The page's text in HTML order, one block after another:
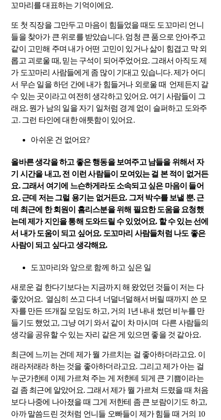
꼬마리를 대표하는 기억이에요.
또 첫 직장을 그만두고 마음이 힘들었을 때도 도꼬마리 언니
들을 찾아가 큰 위로를 받았습니다. 엄청 큰 품으로 안아주고
같이 고민해 주며 내가 어떤 고민이 있거나 삶이 힘겹고 막 외
롭고 괴로울 때, 믿는 구석이 되어주었어요. 그래서 아직도 제
가 도꼬마리 사람들에게 좀 많이 기대고 있습니다. 제가 어디
서 무슨 일을 하던 간에 내가 힘들거나 외로울 때 언제든지 갈
수 있는 곳이라고 여전히 생각하고 있어요. 여기 사람들이 그
래요. 뭔가 남의 일을 자기 일처럼 경계 없이 슬퍼하고 도와주
고. 그런 타인에 대한 애틋함이 있어요.
아쉬운 건 없어요?
올바른 생각을 하고 좋은 행동을 보여주고 남들을 위해서 자
기 시간을 내고, 전 이런 사람들이 모여있는 걸 본 적이 없거든
요. 그래서 여기에 느슨하게라도 소속되고 싶은 마음이 들어
요. 근데 저는 그럴 용기는 없거든요. 그저 박수를 보낼 뿐. 근
데 최근에 한 회원이 홈리스분을 위해 필요한 도움을 요청했
는데 제가 지인을 통해 도와드릴 수 있었어요. 할 수 있는 선에
서 내가 도움이 되고 싶어요. 도꼬마리 사람들처럼 나도 좋은
사람이 되고 싶다고 생각해요.
도꼬마리와 앞으로 함께 하고 싶은 일
새로운 걸 한다기보다는 지금까지 해 왔었던 것들이 저는 다
좋았어요. 열심히 쓰고 다녀 너덜너덜해서 버릴 때까지 쓴 모
자를 만든 뜨개질 모임도 하고, 거의 1년 내내 썼던 비누를 만
들기도 했었고, 그냥 여기 와서 같이 차 마시며 다른 사람들의
생각을 공유할 수 있는 자리 같은 게 있으면 좋을 것 같아요.
최근에 느끼는 건데 제가 뭘 가르치는 걸 좋아하더라고요. 이
래라저래라 하는 것을 좋아하더라고요. 그리고 제가 아는 걸
누군가한테 이제 가르쳐 주는 게 저한테 되게 큰 기쁨이라는
걸 좀 최근에 알았어요. 그래서 제가 뭘 가르쳐 드렸을 때 처음
보다 나중에 나아졌을 때 그게 저한테 좀 큰 보람이기도 하고,
아까 말씀드린 것처럼 언니들 오빠들이 제가 힘들 때 거의 10